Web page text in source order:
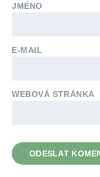
JMÉNO
E-MAIL
WEBOVÁ STRÁNKA